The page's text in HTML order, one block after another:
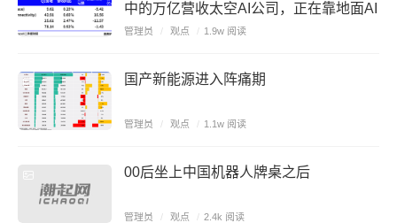
中的万亿营收太空AI公司，正在靠地面AI
云挣钱
管理员 / 观点 / 1.9w 阅读
国产新能源进入阵痛期
管理员 / 观点 / 1.1w 阅读
00后坐上中国机器人牌桌之后
管理员 / 观点 / 2.4k 阅读